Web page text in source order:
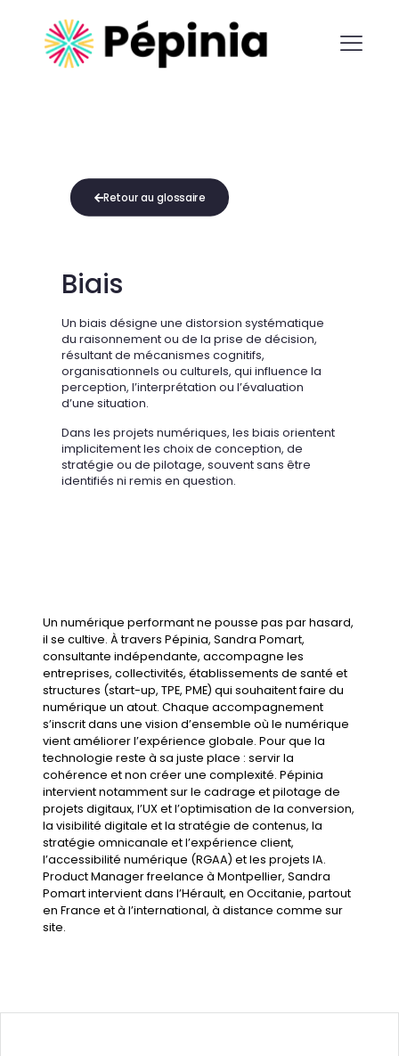
Retour au glossaire
Biais
Un biais désigne une distorsion systématique
du raisonnement ou de la prise de décision,
résultant de mécanismes cognitifs,
organisationnels ou culturels, qui influence la
perception, l’interprétation ou l’évaluation
d’une situation.
Dans les projets numériques, les biais orientent
implicitement les choix de conception, de
stratégie ou de pilotage, souvent sans être
identifiés ni remis en question.
Un numérique performant ne pousse pas par hasard,
il se cultive. À travers Pépinia,Sandra Pomart,
consultante indépendante, accompagne les
entreprises, collectivités, établissements de santé et
structures (start-up, TPE, PME) qui souhaitent faire du
numérique un atout. Chaque accompagnement
s’inscrit dans une vision d’ensemble où le numérique
vient améliorer l’expérience globale. Pour que la
technologie reste à sa juste place : servir la
cohérence et non créer une complexité. Pépinia
intervient notamment sur lecadrage et pilotage de
projets digitaux, l’UX et l’optimisation de la conversion,
lavisibilité digitale et la stratégie de contenus, la
stratégie omnicanale et l’expérience client,
l’accessibilité numérique (RGAA)et lesprojets IA.
Product Manager freelance à Montpellier, Sandra
Pomart intervient dans l’Hérault, en Occitanie, partout
en France et à l’international, à distance comme sur
site.